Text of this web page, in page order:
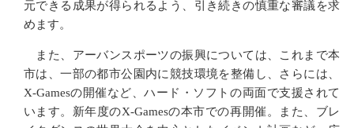
元できる成果が得られるよう、引き続きの慎重な審議を求
めます。
また、アーバンスポーツの振興については、これまで本
市は、一部の都市公園内に競技環境を整備し、さらには、
X-Gamesの開催など、ハード・ソフトの両面で支援されて
います。新年度のX-Gamesの本市での再開催。また、ブレ